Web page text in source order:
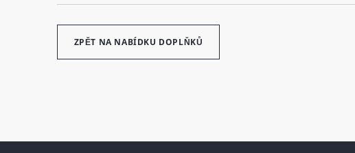
ZPĚT NA NABÍDKU DOPLŇKŮ